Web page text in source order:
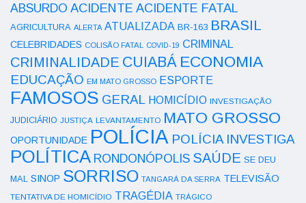
ABSURDO ACIDENTE ACIDENTE FATAL
AGRICULTURA ALERTA ATUALIZADA BR-163 BRASIL
CELEBRIDADES COLISÃO FATAL COVID-19 CRIMINAL
CRIMINALIDADE CUIABÁ ECONOMIA
EDUCAÇÃO EM MATO GROSSO ESPORTE
FAMOSOS GERAL HOMICÍDIO INVESTIGAÇÃO
JUDICIÁRIO JUSTIÇA LEVANTAMENTO MATO GROSSO
OPORTUNIDADE POLÍCIA POLÍCIA INVESTIGA
POLÍTICA RONDONÓPOLIS SAÚDE SE DEU
MAL SINOP SORRISO TANGARÁ DA SERRA TELEVISÃO
TENTATIVA DE HOMICÍDIO TRAGÉDIA TRÁGICO